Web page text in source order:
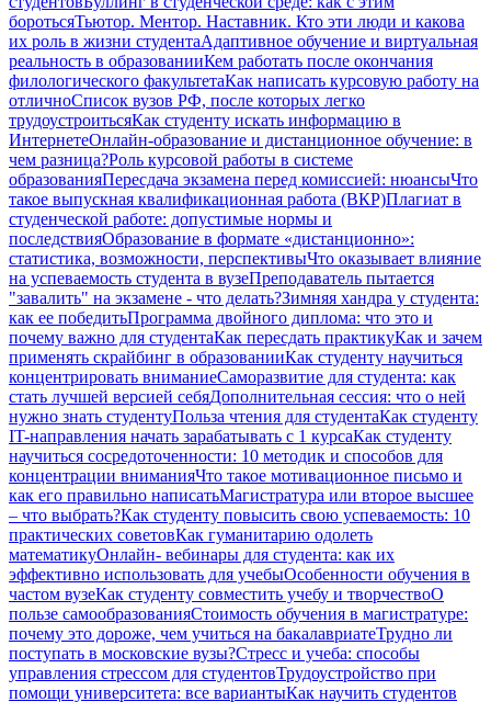
боротьсяТьютор. Ментор. Наставник. Кто эти люди и какова
их роль в жизни студентаАдаптивное обучение и виртуальная
реальность в образованииКем работать после окончания
филологического факультетаКак написать курсовую работу на
отличноСписок вузов РФ, после которых легко
трудоустроитьсяКак студенту искать информацию в
ИнтернетеОнлайн-образование и дистанционное обучение: в
чем разница?Роль курсовой работы в системе
образованияПересдача экзамена перед комиссией: нюансыЧто
такое выпускная квалификационная работа (ВКР)Плагиат в
студенческой работе: допустимые нормы и
последствияОбразование в формате «дистанционно»:
статистика, возможности, перспективыЧто оказывает влияние
на успеваемость студента в вузеПреподаватель пытается
"завалить" на экзамене - что делать?Зимняя хандра у студента:
как ее победитьПрограмма двойного диплома: что это и
почему важно для студентаКак пересдать практикуКак и зачем
применять скрайбинг в образованииКак студенту научиться
концентрировать вниманиеСаморазвитие для студента: как
стать лучшей версией себяДополнительная сессия: что о ней
нужно знать студентуПольза чтения для студентаКак студенту
IT-направления начать зарабатывать с 1 курсаКак студенту
научиться сосредоточенности: 10 методик и способов для
концентрации вниманияЧто такое мотивационное письмо и
как его правильно написатьМагистратура или второе высшее
– что выбрать?Как студенту повысить свою успеваемость: 10
практических советовКак гуманитарию одолеть
математикуОнлайн- вебинары для студента: как их
эффективно использовать для учебыОсобенности обучения в
частом вузеКак студенту совместить учебу и творчествоО
пользе самообразованияСтоимость обучения в магистратуре:
почему это дороже, чем учиться на бакалавриатеТрудно ли
поступать в московские вузы?Стресс и учеба: способы
управления стрессом для студентовТрудоустройство при
помощи университета: все вариантыКак научить студентов